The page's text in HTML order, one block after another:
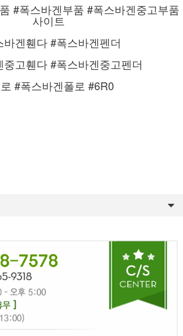
#폭스바겐부품 #폭스바겐중고부품
사이트
바겐휀다 #폭스바겐펜더
중고휀다 #폭스바겐중고펜더
#폭스바겐폴로 #6R0